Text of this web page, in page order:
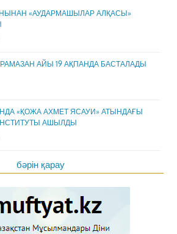
«АУДАРМАШЫЛАР АЛҚАСЫ»
АЙЫ 19 АҚПАНДА БАСТАЛАДЫ
«ҚОЖА АХМЕТ ЯСАУИ» АТЫНДАҒЫ
АШЫЛДЫ
бәрін қарау